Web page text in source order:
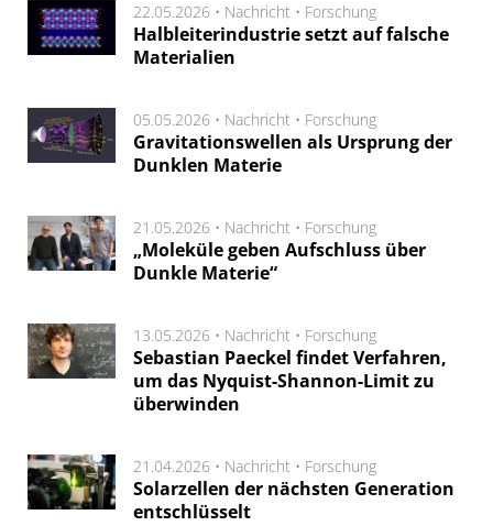
22.05.2026 • Nachricht • Forschung
Halbleiterindustrie setzt auf falsche
Materialien
05.05.2026 • Nachricht • Forschung
Gravitationswellen als Ursprung der
Dunklen Materie
21.05.2026 • Nachricht • Forschung
„Moleküle geben Aufschluss über
Dunkle Materie“
13.05.2026 • Nachricht • Forschung
Sebastian Paeckel findet Verfahren,
um das Nyquist-Shannon-Limit zu
überwinden
21.04.2026 • Nachricht • Forschung
Solarzellen der nächsten Generation
entschlüsselt